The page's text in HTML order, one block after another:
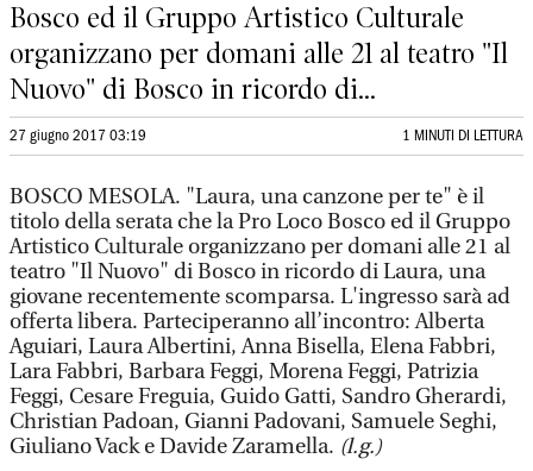
Bosco ed il Gruppo Artistico Culturale
organizzano per domani alle 21 al teatro "Il
Nuovo" di Bosco in ricordo di...
27 giugno 2017 03:19 1 MINUTI DI LETTURA
BOSCO MESOLA. "Laura, una canzone per te" è il
titolo della serata che la Pro Loco Bosco ed il Gruppo
Artistico Culturale organizzano per domani alle 21 al
teatro "Il Nuovo" di Bosco in ricordo di Laura, una
giovane recentemente scomparsa. L'ingresso sarà ad
offerta libera. Parteciperanno all’incontro: Alberta
Aguiari, Laura Albertini, Anna Bisella, Elena Fabbri,
Lara Fabbri, Barbara Feggi, Morena Feggi, Patrizia
Feggi, Cesare Freguia, Guido Gatti, Sandro Gherardi,
Christian Padoan, Gianni Padovani, Samuele Seghi,
Giuliano Vack e Davide Zaramella. (l.g.)